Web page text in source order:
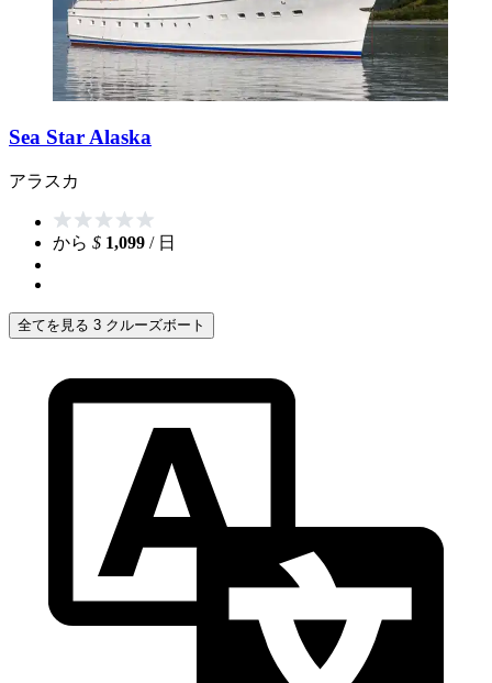
Sea Star Alaska
アラスカ
から $ 1,099 / 日
全てを見る 3 クルーズボート